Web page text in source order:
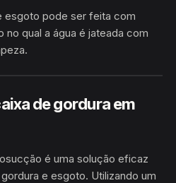
esgoto pode ser feita com
qual a água é jateada com
de gordura em
é uma solução eficaz
e esgoto. Utilizando um